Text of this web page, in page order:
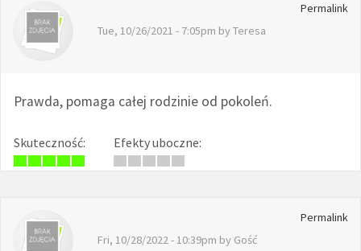
Permalink
Tue, 10/26/2021 - 7:05pm byTeresa
Prawda, pomaga całej rodzinie od pokoleń.
Skuteczność: Efekty uboczne:
Permalink
Fri, 10/28/2022 - 10:39pm by Gość